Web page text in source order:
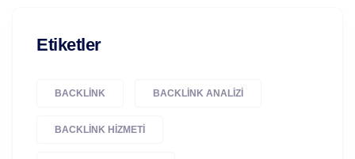
Etiketler
BACKLINK BACKLINK ANALIZI
BACKLINK HIZMETI